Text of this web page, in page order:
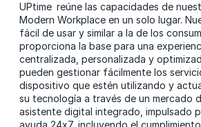
UPtime reúne las capacidades de
Modern Workplace en un solo lugar.
fácil de usar y similar a la de los
proporciona la base para una
centralizada, personalizada y
pueden gestionar fácilmente los
dispositivo que estén utilizando y
su tecnología a través de un mercado
asistente digital integrado, impulsado